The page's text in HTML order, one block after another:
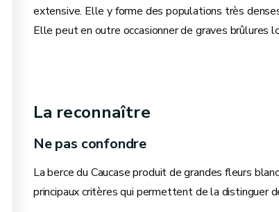
extensive. Elle y forme des populations très
Elle peut en outre occasionner de graves brûlures
La reconnaître
Ne pas confondre
La berce du Caucase produit de grandes fleurs
principaux critères qui permettent de la distinguer